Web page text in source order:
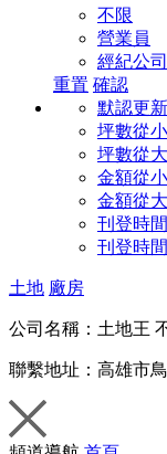
不限
營業員
經紀公司
重置 確認
默認更
坪數從
坪數從
金額從
金額從
刊登時
刊登時
土地 廠房
公司名稱： 土地王
聯繫地址： 高雄市